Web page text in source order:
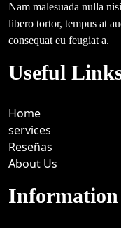
Nam malesuada nulla
libero tortor, tempus at
consequat eu feugiat a.
Useful
Home
services
Reseñas
About Us
Information